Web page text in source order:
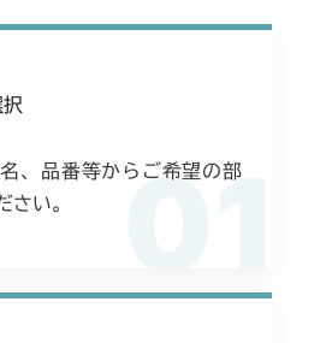
FIG8 シフター
ン FIG8 シフター01
、品番等からご希望の部
さい。